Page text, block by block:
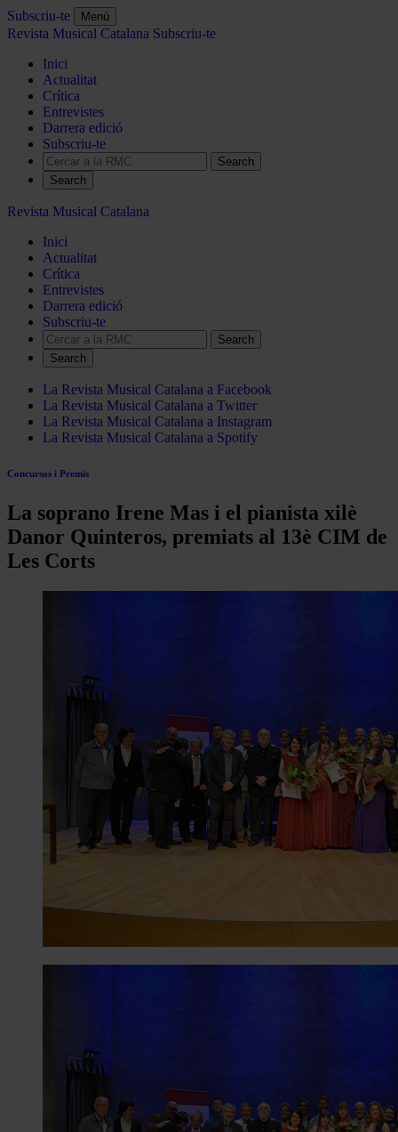
Subscriu-te Menú
Revista Musical Catalana Subscriu-te
Inici
Actualitat
Crítica
Entrevistes
Darrera edició
Subscriu-te
Search
Revista Musical Catalana
Inici
Actualitat
Crítica
Entrevistes
Darrera edició
Subscriu-te
Search
La Revista Musical Catalana a Facebook
La Revista Musical Catalana a Twitter
La Revista Musical Catalana a Instagram
La Revista Musical Catalana a Spotify
Concursos i Premis
La soprano Irene Mas i el pianista xilè
Danor Quinteros, premiats al 13è CIM de
Les Corts